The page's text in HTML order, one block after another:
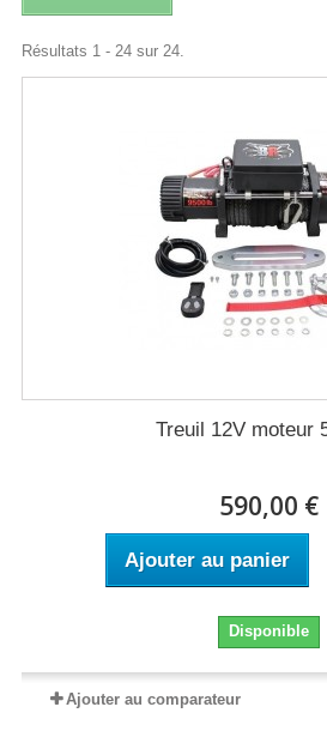
Résultats 1 - 24 sur 24.
Treuil 12V moteur
590,00 €
Ajouter au panier
Disponible
Ajouter au comparateur